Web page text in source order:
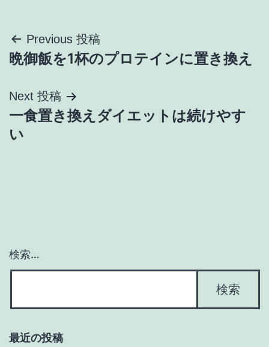
投
稿
ナ
ビ
ン
Previous 投稿
晩御飯を1杯のプロテインに置き換え
Next 投稿
一食置き換えダイエットは続けやす
い
検索…
最近の投稿